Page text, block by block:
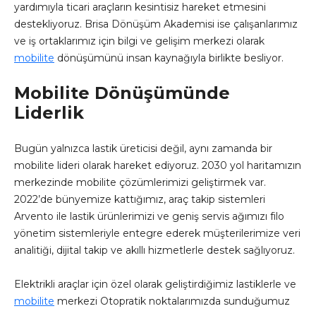
yardımıyla ticari araçların kesintisiz hareket etmesini
destekliyoruz. Brisa Dönüşüm Akademisi ise çalışanlarımız
ve iş ortaklarımız için bilgi ve gelişim merkezi olarak
mobilite dönüşümünü insan kaynağıyla birlikte besliyor.
Mobilite Dönüşümünde
Liderlik
Bugün yalnızca lastik üreticisi değil, aynı zamanda bir
mobilite lideri olarak hareket ediyoruz. 2030 yol haritamızın
merkezinde mobilite çözümlerimizi geliştirmek var.
2022’de bünyemize kattığımız, araç takip sistemleri
Arvento ile lastik ürünlerimizi ve geniş servis ağımızı filo
yönetim sistemleriyle entegre ederek müşterilerimize veri
analitiği, dijital takip ve akıllı hizmetlerle destek sağlıyoruz.
Elektrikli araçlar için özel olarak geliştirdiğimiz lastiklerle ve
mobilite merkezi Otopratik noktalarımızda sunduğumuz